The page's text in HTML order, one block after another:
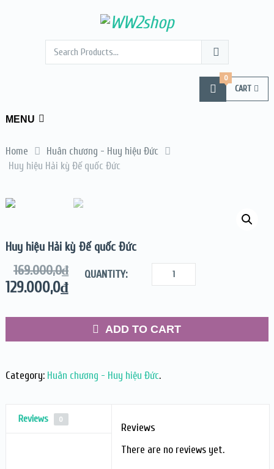
CART
0
MENU
Home
Huân chương - Huy hiệu Đức
Huy hiệu Hải kỳ Đế quốc Đức
Huy hiệu Hải kỳ Đế quốc Đức
169.000,0₫
129.000,0₫
QUANTITY:
ADD TO CART
Category: Huân chương - Huy hiệu Đức.
Reviews 0
Reviews
There are no reviews yet.